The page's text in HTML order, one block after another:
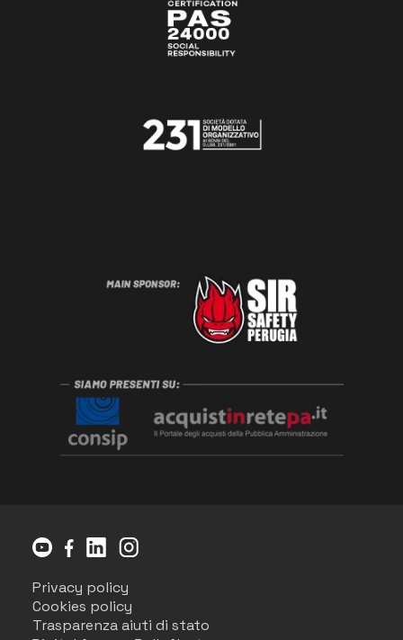
Privacy policy
Cookies policy
Trasparenza aiuti di stato